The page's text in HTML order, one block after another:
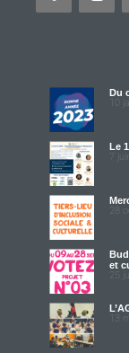
Du
10
Le
7
28
et
25
13